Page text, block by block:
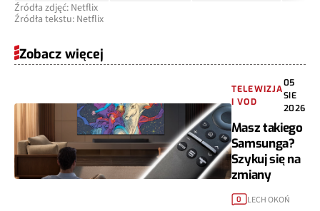
Źródła zdjęć: Netflix
Źródła tekstu: Netflix
Zobacz więcej
TELEWIZJA
I VOD
05
SIE
2026
Masz takiego
Samsunga?
Szykuj się na
zmiany
0 LECH OKOŃ